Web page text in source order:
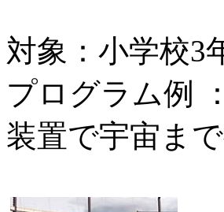
対象：小学校3
プログラム例
装置で宇宙まで